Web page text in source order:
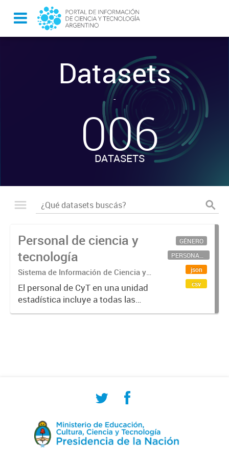
Datasets
-
006
DATASETS
Personal de ciencia y
tecnología
Sistema de Información de Ciencia y
Tecnología Argentino (SICYTAR)
El personal de CyT en una unidad
estadística incluye a todas las
personas involucradas
GÉNERO
PERSONAL CIENTÍFICO-TECNOLÓGICO
json
csv